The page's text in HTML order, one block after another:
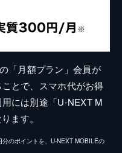
「月額プラン」会員が
とで、スマホ代がお得
には別途「U-NEXT M
ます。
のポイントを、U-NEXT MOBILEの